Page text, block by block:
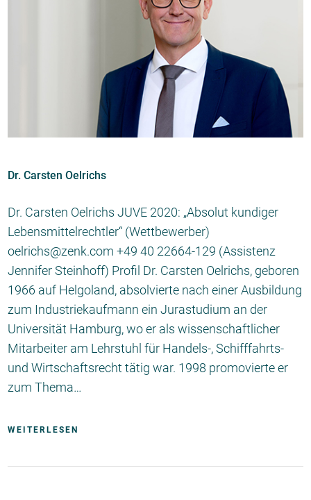
Dr. Carsten Oelrichs
Dr. Carsten Oelrichs JUVE 2020: „Absolut kundiger
Lebensmittelrechtler“ (Wettbewerber)
oelrichs@zenk.com +49 40 22664-129 (Assistenz
Jennifer Steinhoff) Profil Dr. Carsten Oelrichs, geboren
1966 auf Helgoland, absolvierte nach einer Ausbildung
zum Industriekaufmann ein Jurastudium an der
Universität Hamburg, wo er als wissenschaftlicher
Mitarbeiter am Lehrstuhl für Handels-, Schifffahrts-
und Wirtschaftsrecht tätig war. 1998 promovierte er
zum Thema…
WEITERLESEN